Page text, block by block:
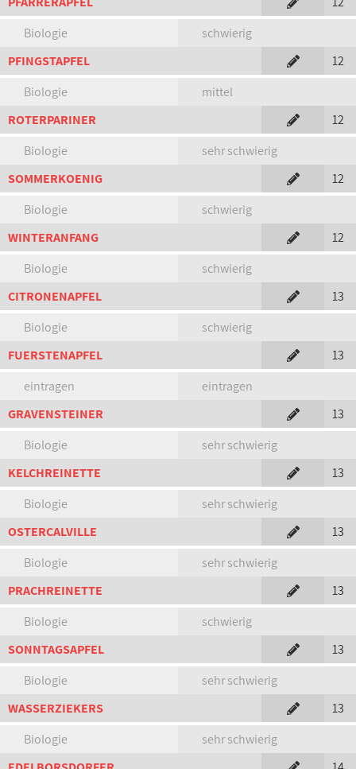
Biologie
schwierig
PFINGSTAPFEL
12
Biologie
mittel
ROTERPARINER
12
Biologie
sehr schwierig
SOMMERKOENIG
12
Biologie
schwierig
WINTERANFANG
12
Biologie
schwierig
CITRONENAPFEL
13
Biologie
schwierig
FUERSTENAPFEL
13
eintragen
eintragen
GRAVENSTEINER
13
Biologie
sehr schwierig
KELCHREINETTE
13
Biologie
sehr schwierig
OSTERCALVILLE
13
Biologie
sehr schwierig
PRACHREINETTE
13
Biologie
schwierig
SONNTAGSAPFEL
13
Biologie
sehr schwierig
WASSERZIEKERS
13
Biologie
sehr schwierig